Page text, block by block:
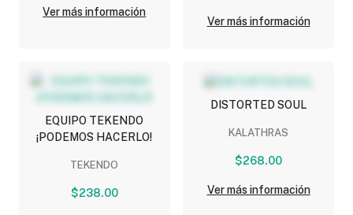
Ver más información
Ver más información
EQUIPO TEKENDO
¡PODEMOS HACERLO!
TEKENDO
$238.00
DISTORTED SOUL
KALATHRAS
$268.00
Ver más información